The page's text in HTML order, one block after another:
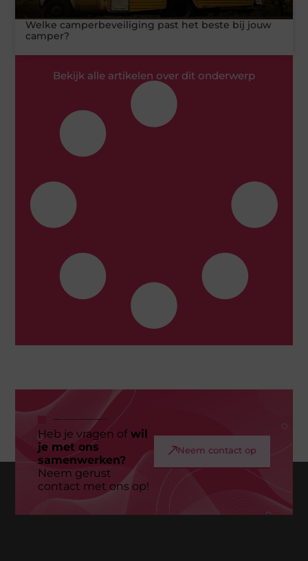
Welke camperbeveiliging past het beste bij jouw
camper?
Bekijk alle artikelen over dit onderwerp
Heb je vragen ofwil
je met ons
samenwerken?
Neem gerust
contact met ons op!
Neem contact op